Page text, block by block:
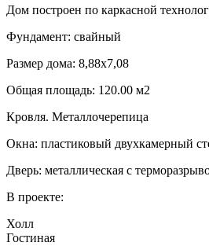
Дом построен по каркасной
Фундамент: свайный
Размер дома: 8,88х7,08
Общая площадь: 120.00 м2
Кровля. Металлочерепица
Окна: пластиковый двухкамерный
Дверь: металлическая с
В проекте:
Холл
Гостиная